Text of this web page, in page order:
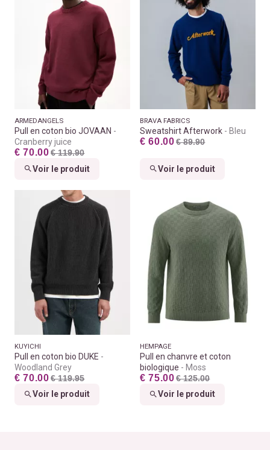
ARMEDANGELS
Pull en coton bio JOVAAN
Cranberry juice
€ 70.00 € 119.90
Voir le produit
BRAVA FABRICS
Sweatshirt Afterwork Bleu
€ 60.00 € 89.90
Voir le produit
KUYICHI
Pull en coton bio DUKE
Woodland Grey
€ 70.00 € 119.95
Voir le produit
HEMPAGE
Pull en chanvre et coton
biologique
Moss
€ 75.00 € 125.00
Voir le produit